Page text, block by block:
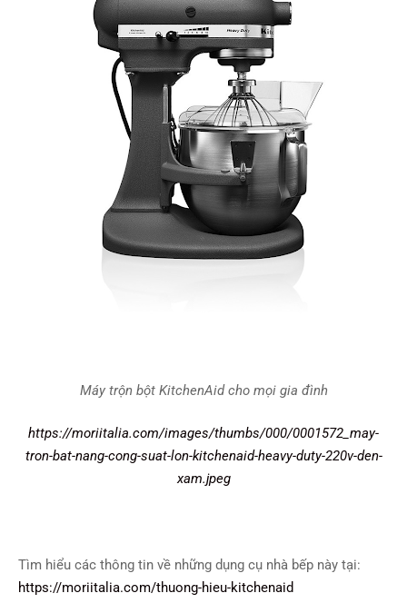
Máy trộn bột KitchenAid cho mọi gia đình
https://moriitalia.com/images/thumbs/000/0001572_may-
tron-bat-nang-cong-suat-lon-kitchenaid-heavy-duty-220v-den-
xam.jpeg
Tìm hiểu các thông tin về những dụng cụ nhà bếp này tại:
https://moriitalia.com/thuong-hieu-kitchenaid